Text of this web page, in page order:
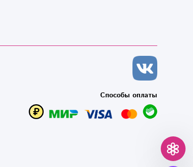
Способы оплаты